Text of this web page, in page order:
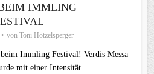
IMMLING
von Toni Hötzelsperger
Immling Festival! Verdis Messa
mit einer Intensität...